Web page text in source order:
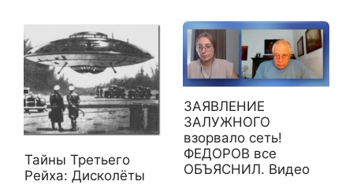
Тайны Третьего
Рейха: Дисколёты
ЗАЯВЛЕНИЕ
ЗАЛУЖНОГО
взорвало сеть!
ФЕДОРОВ все
ОБЪЯСНИЛ. Видео